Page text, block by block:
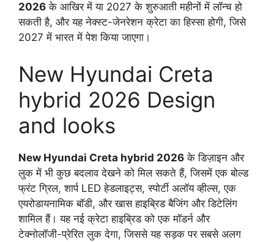
2026 के आखिर में या 2027 के शुरुआती महीनों में लॉन्च हो
सकती है, और यह नेक्स्ट-जेनरेशन क्रेटा का हिस्सा होगी, जिसे
2027 में भारत में पेश किया जाएगा।
New Hyundai Creta
hybrid 2026 Design
and looks
New Hyundai Creta hybrid 2026 के डिज़ाइन और
लुक में भी कुछ बदलाव देखने को मिल सकते हैं, जिसमें एक बोल्ड
फ्रंट ग्रिल, शार्प LED हेडलाइट्स, स्पोर्टी अलॉय व्हील्स, एक
एयरोडायनामिक बॉडी, और खास हाइब्रिड बैजिंग और डिटेलिंग
शामिल हैं। यह नई क्रेटा हाइब्रिड को एक मॉडर्न और
टेक्नोलॉजी-प्रेरित लुक देगा, जिससे यह सड़क पर सबसे अलग